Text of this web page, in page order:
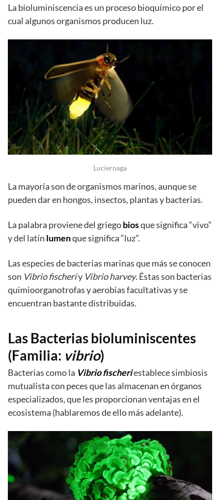
La bioluminiscencia es un proceso bioquímico por el
cual algunos organismos producen luz.
Luciernaga
La mayoría son de organismos marinos, aunque se
pueden dar en hongos, insectos, plantas y bacterias.
La palabra proviene del griegobiosque significa “vivo”
y del latín lumenque significa “luz”.
Las especies de bacterias marinas que más se conocen
son Vibrio fischeriy Vibrio harvey. Éstas son bacterias
quimioorganotrofas y aerobias facultativas y se
encuentran bastante distribuidas.
Las Bacterias bioluminiscentes
(Familia: vibrio)
Bacterias como la Vibrio fischeriestablece simbiosis
mutualista con peces que las almacenan en órganos
especializados, que les proporcionan ventajas en el
ecosistema (hablaremos de ello más adelante).